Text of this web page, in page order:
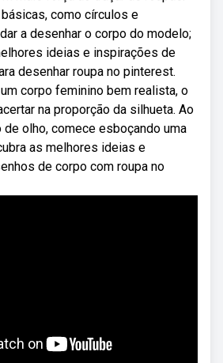
como círculos e
a desenhar o corpo do modelo;
ideias e inspirações de
desenhar roupa no pinterest.
corpo feminino bem realista, o
na proporção da silhueta. Ao
olho, comece esboçando uma
as melhores ideias e
de corpo com roupa no